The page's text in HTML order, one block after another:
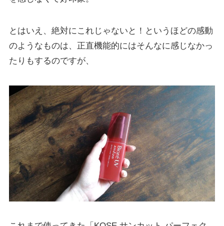
とはいえ、絶対にこれじゃないと！というほどの感動
のようなものは、正直機能的にはそんなに感じなかっ
たりもするのですが、